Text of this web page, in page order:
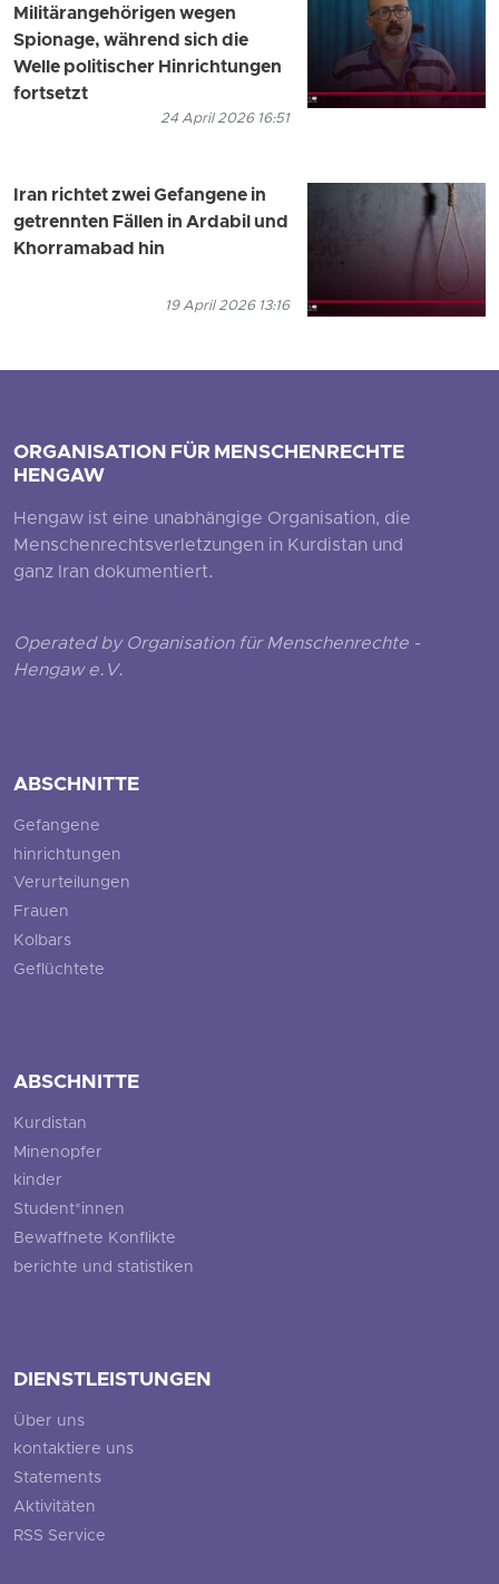
Militärangehörigen wegen
Spionage, während sich die
Welle politischer Hinrichtungen
fortsetzt
24 April 2026 16:51
Iran richtet zwei Gefangene in
getrennten Fällen in Ardabil und
Khorramabad hin
19 April 2026 13:16
ORGANISATION FÜR MENSCHENRECHTE
HENGAW
Hengaw ist eine unabhängige Organisation, die
Menschenrechtsverletzungen in Kurdistan und
ganz Iran dokumentiert.
Operated by Organisation für Menschenrechte -
Hengaw e.V.
ABSCHNITTE
Gefangene
hinrichtungen
Verurteilungen
Frauen
Kolbars
Geflüchtete
ABSCHNITTE
Kurdistan
Minenopfer
kinder
Student*innen
Bewaffnete Konflikte
berichte und statistiken
DIENSTLEISTUNGEN
Über uns
kontaktiere uns
Statements
Aktivitäten
RSS Service